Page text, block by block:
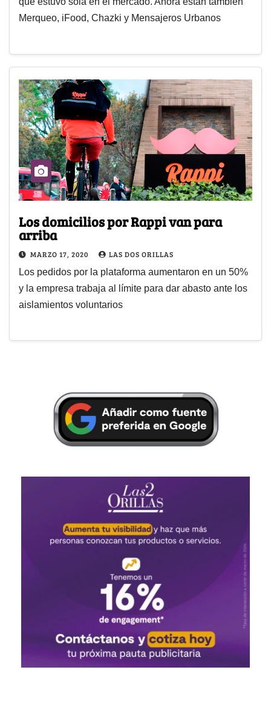
Merqueo, iFood, Chazki y Mensajeros Urbanos
Los domicilios por Rappi van para
arriba
MARZO 17, 2020 LAS DOS ORILLAS
Los pedidos por la plataforma aumentaron en un 50%
y la empresa trabaja al límite para dar abasto ante los
aislamientos voluntarios